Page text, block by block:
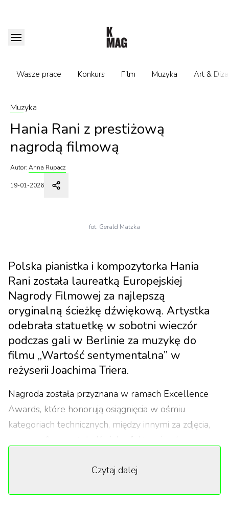
Wasze prace Konkurs Film Muzyka Art &
Muzyka
Hania Rani z prestiżową
nagrodą filmową
Autor: Anna Rupacz
19-01-2026
fot. Gerald Matzka
Polska pianistka i kompozytorka Hania
Rani została laureatką Europejskiej
Nagrody Filmowej za najlepszą
oryginalną ścieżkę dźwiękową. Artystka
odebrała statuetkę w sobotni wieczór
podczas gali w Berlinie za muzykę do
filmu „Wartość sentymentalna” w
reżyserii Joachima Triera.
Nagroda została przyznana w ramach Excellence
Awards, które honorują osiągnięcia w ośmiu
kategoriach technicznych, między innymi za zdjęcia,
scenografię, montaż, dźwięk, efekty wizualne oraz
triumfowała Hania Rani.Czytaj dalej